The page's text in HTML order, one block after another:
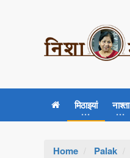
मिठाइयां नाश्ता
Home Palak